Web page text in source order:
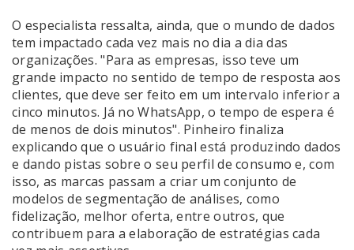
O especialista ressalta, ainda, que o mundo de dados
tem impactado cada vez mais no dia a dia das
organizações. "Para as empresas, isso teve um
grande impacto no sentido de tempo de resposta aos
clientes, que deve ser feito em um intervalo inferior a
cinco minutos. Já no WhatsApp, o tempo de espera é
de menos de dois minutos". Pinheiro finaliza
explicando que o usuário final está produzindo dados
e dando pistas sobre o seu perfil de consumo e, com
isso, as marcas passam a criar um conjunto de
modelos de segmentação de análises, como
fidelização, melhor oferta, entre outros, que
contribuem para a elaboração de estratégias cada